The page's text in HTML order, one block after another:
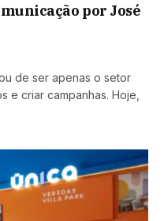
por José
de ser apenas o setor
e criar campanhas. Hoje,